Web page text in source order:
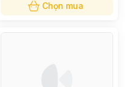
Chọn mua